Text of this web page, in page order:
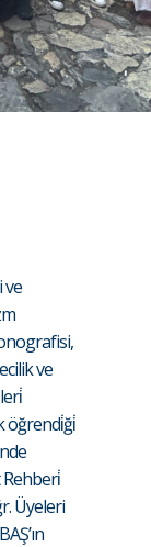
ve
ve
öğrendi̇ği̇
Üyeleri